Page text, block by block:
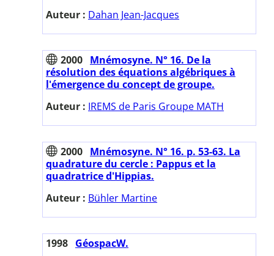
Auteur : Dahan Jean-Jacques
2000 Mnémosyne. N° 16. De la
résolution des équations algébriques à
l'émergence du concept de groupe.
Auteur : IREMS de Paris Groupe MATH
2000 Mnémosyne. N° 16. p. 53-63. La
quadrature du cercle : Pappus et la
quadratrice d'Hippias.
Auteur : Bühler Martine
1998 GéospacW.